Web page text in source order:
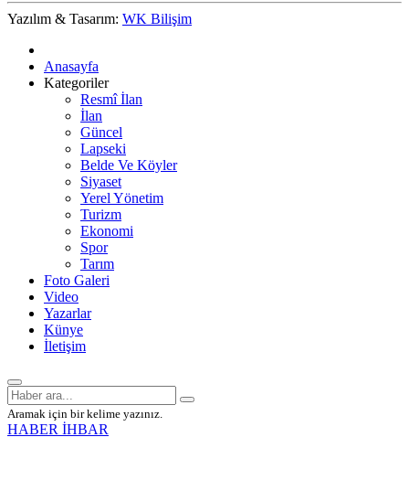
Yazılım & Tasarım: WK Bilişim
Anasayfa
Kategoriler
Resmî İlan
İlan
Güncel
Lapseki
Belde Ve Köyler
Siyaset
Yerel Yönetim
Turizm
Ekonomi
Spor
Tarım
Foto Galeri
Video
Yazarlar
Künye
İletişim
Aramak için bir kelime yazınız.
HABER İHBAR